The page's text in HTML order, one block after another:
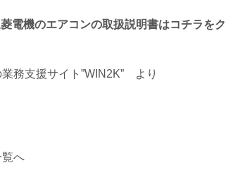
電機のエアコンの取扱説明書はコチラを
務支援サイト”WIN2K” より
へ